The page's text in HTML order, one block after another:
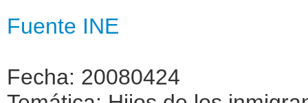
Fuente INE
Fecha: 20080424